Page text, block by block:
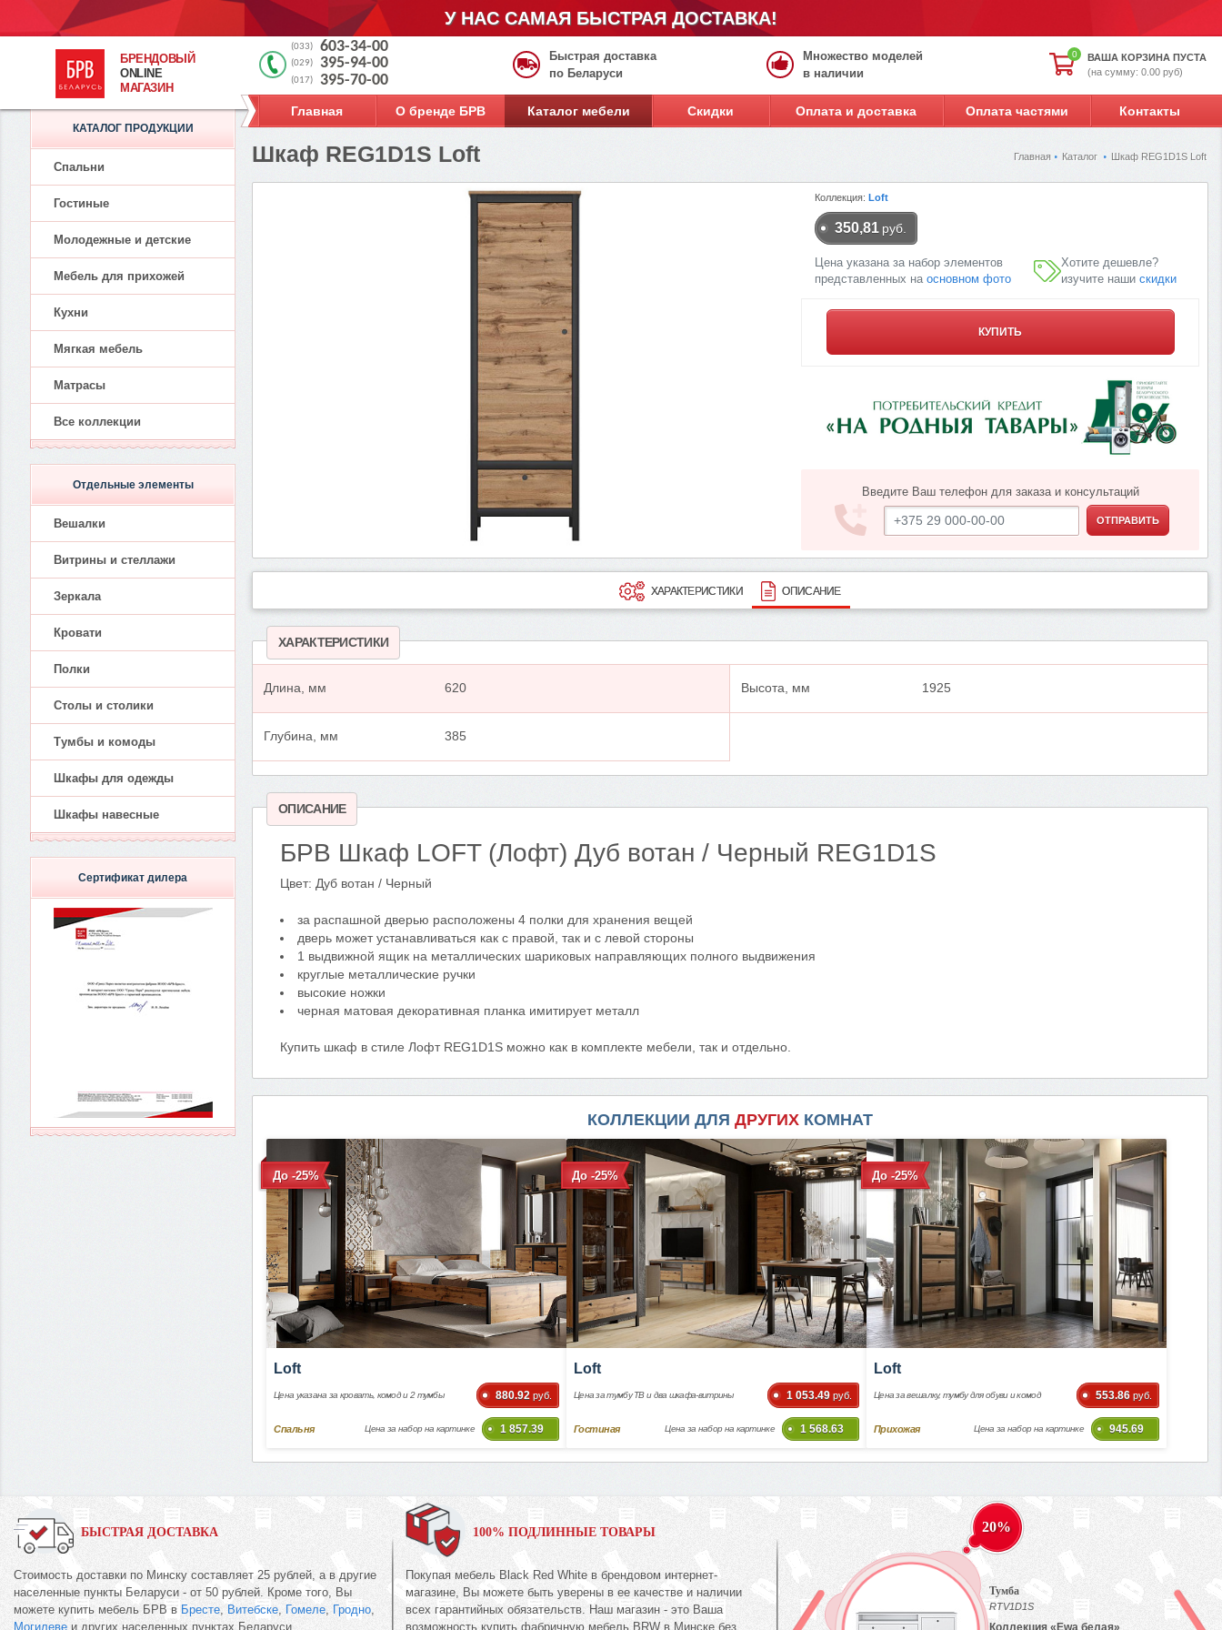
У НАС САМАЯ БЫСТРАЯ ДОСТАВКА!
БРЕНДОВЫЙ
ONLINE
МАГАЗИН
0
ВАША КОРЗИНА ПУСТА
(на сумму: 0.00 руб)
(033) 603-34-00
(029) 395-94-00
(017) 395-70-00
Быстрая доставка
по Беларуси
Множество моделей
в наличии
Главная О бренде БРВ Каталог мебели Скидки Оплата и доставка Оплата частями Контакты
Главная Каталог Шкаф REG1D1S Loft
Шкаф REG1D1S Loft
Коллекция:Loft
350,81 руб.
Цена указана за набор элементов
представленных наосновном фото
Хотите дешевле?
изучите наши скидки
КУПИТЬ
Введите Ваш телефон для заказа и консультаций
ОТПРАВИТЬ
ХАРАКТЕРИСТИКИ ОПИСАНИЕ
ХАРАКТЕРИСТИКИ
Длина, мм 620
Глубина, мм 385
Высота, мм 1925
ОПИСАНИЕ
БРВ Шкаф LOFT (Лофт) Дуб вотан / Черный REG1D1S
Цвет: Дуб вотан / Черный
за распашной дверью расположены 4 полки для хранения вещей
дверь может устанавливаться как с правой, так и с левой стороны
1 выдвижной ящик на металлических шариковых направляющих полного выдвижения
круглые металлические ручки
высокие ножки
черная матовая декоративная планка имитирует металл
Купить шкаф в стиле Лофт REG1D1S можно как в комплекте мебели, так и отдельно.
КОЛЛЕКЦИИ ДЛЯ ДРУГИХ КОМНАТ
До -25%
Loft
Цена указана за кровать, комод и 2 тумбы 880.92 руб.
Спальня Цена за набор на картинке 1 857.39
До -25%
Loft
Цена за тумбу ТВ и два шкафа-витрины 1 053.49 руб.
Гостиная Цена за набор на картинке 1 568.63
До -25%
Loft
Цена за вешалку, тумбу для обуви и комод 553.86 руб.
Прихожая Цена за набор на картинке 945.69
КАТАЛОГ ПРОДУКЦИИ
Спальни
Гостиные
Молодежные и детские
Мебель для прихожей
Кухни
Мягкая мебель
Матрасы
Все коллекции
Отдельные элементы
Вешалки
Витрины и стеллажи
Зеркала
Кровати
Полки
Столы и столики
Тумбы и комоды
Шкафы для одежды
Шкафы навесные
Сертификат дилера
БЫСТРАЯ ДОСТАВКА
Стоимость доставки по Минску составляет 25 рублей, а в другие
населенные пункты Беларуси - от 50 рублей. Кроме того, Вы
можете купить мебель БРВ в Бресте Витебске Гомеле Гродно
Могилеве и других населенных пунктах Беларуси.
100% ПОДЛИННЫЕ ТОВАРЫ
Покупая мебель Black Red White в брендовом интернет-
магазине, Вы можете быть уверены в ее качестве и наличии
всех гарантийных обязательств. Наш магазин - это Ваша
возможность купить фабричную мебель BRW в Минске без
20%
Тумба
RTV1D1S